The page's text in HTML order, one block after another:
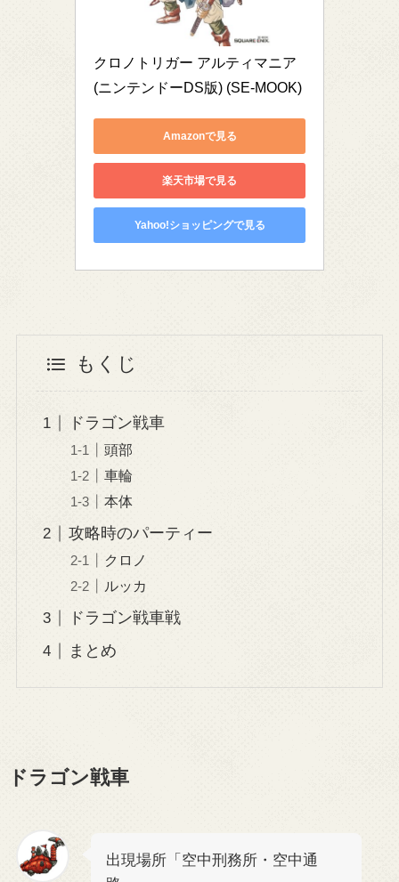
クロノトリガー アルティマニア
(ニンテンドーDS版) (SE-MOOK)
Amazonで見る
楽天市場で見る
Yahoo!ショッピングで見る
もくじ
ドラゴン戦車
頭部
車輪
本体
攻略時のパーティー
クロノ
ルッカ
ドラゴン戦車戦
まとめ
ドラゴン戦車
出現場所「空中刑務所・空中通